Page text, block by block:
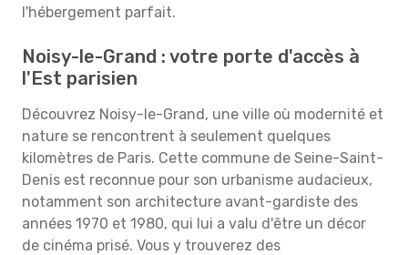
l'hébergement parfait.
Noisy-le-Grand : votre porte d'accès à
l'Est parisien
Découvrez Noisy-le-Grand, une ville où modernité et
nature se rencontrent à seulement quelques
kilomètres de Paris. Cette commune de Seine-Saint-
Denis est reconnue pour son urbanisme audacieux,
notamment son architecture avant-gardiste des
années 1970 et 1980, qui lui a valu d'être un décor
de cinéma prisé. Vous y trouverez des